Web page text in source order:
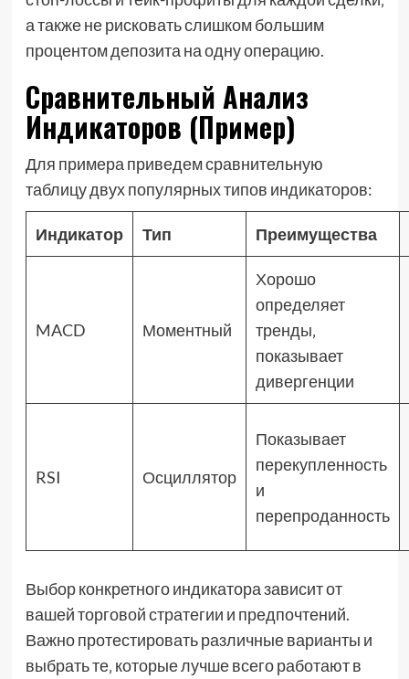
а также не рисковать слишком большим
процентом депозита на одну операцию.
Сравнительный Анализ
Индикаторов (Пример)
Для примера приведем сравнительную
таблицу двух популярных типов индикаторов:
Индикатор Тип Преимущества
MACD Моментный
Хорошо
определяет
тренды‚
показывает
дивергенции
RSI Осциллятор
Показывает
перекупленность
и
перепроданность
Выбор конкретного индикатора зависит от
вашей торговой стратегии и предпочтений.
Важно протестировать различные варианты и
выбрать те‚ которые лучше всего работают в